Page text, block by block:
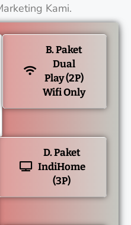
Kami.
B. Paket
Dual
Play (2P)
Wifi Only
D. Paket
IndiHome
(3P)